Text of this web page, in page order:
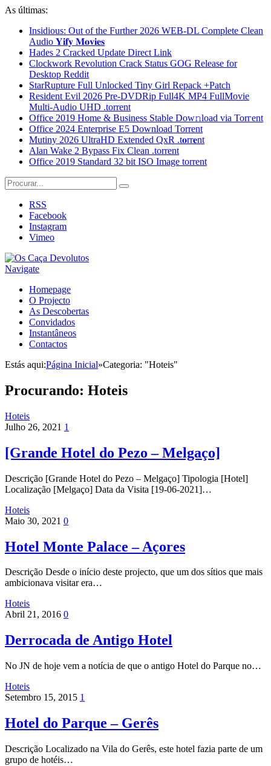
As últimas:
Insidious: Out of the Further 2026 WEB-DL Complete Clean
Audio 𝐘𝐢𝐟𝐲 𝐌𝐨𝐯𝐢𝐞𝐬
Hades 2 Cracked Update Direct Link
Clockwork Revolution Crack Status GOG Release for
Desktop Reddit
StarRupture Full Unlocked Tiny Girl Repack +Patch
Resident Evil 2026 Pre-DVDRip Full4K MP4 FullMovie
Multi-Audio UHD .torrent
Office 2019 Home & Business Stable Dow𝚗load via Torгent
Office 2024 Enterprise E5 Dоwnlоad Torrent
Mutiny 2026 UltraHD Extended QxR .t𝐨rr𝐞nt
Alan Wake 2 Bypass Fix Clean .torrent
Office 2019 Standard 32 bit ISO Image torrent
RSS
Facebook
Instagram
Vimeo
Navigate
Homepage
O Projecto
As Descobertas
Convidados
Instantâneos
Contactos
Estás aqui:Página Inicial»Categoria: "Hoteis"
Procurando: Hoteis
Hoteis
Julho 26, 2021 1
[Grande Hotel do Pezo – Melgaço]
Descrição [Grande Hotel do Pezo – Melgaço] Tipologia [Hotel]
Localização [Melgaço] Data da Visita [19-06-2021]…
Hoteis
Maio 30, 2021 0
Hotel Monte Palace – Açores
Descrição Desde o início deste projecto, que um dos sítios que mais
ambicionava visitar era…
Hoteis
Abril 21, 2016 0
Derrocada de Antigo Hotel
No JN de hoje vem a notícia de que o antigo Hotel do Parque no…
Hoteis
Setembro 15, 2015 1
Hotel do Parque – Gerês
Descrição Localizado na Vila do Gerês, este hotel fazia parte de um
grupo de hotéis…